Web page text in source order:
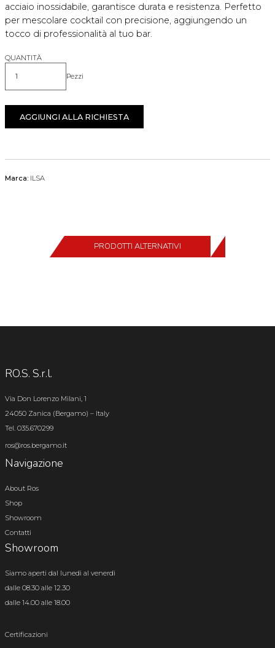
acciaio inossidabile, garantisce durata e resistenza. Perfetto
per mescolare cocktail con precisione, aggiungendo un
tocco di professionalità al tuo bar.
QUANTITÀ
Quantità Pezzi
AGGIUNGI ALLA RICHIESTA
Marca: ILSA
PRODOTTI ALTERNATIVI
RO.S. S.r.l.
Via Don Lorenzo Milani, 1
24050 Zanica (Bergamo) – Italy
Tel. 035.670299
ros@ros.bergamo.it
Navigazione
About Ros
Shop
Showroom
Contatti
Showroom
Siamo aperti dal lunedì al venerdì
dalle 08.30 alle 12.30
dalle 14.00 alle 18.00
Certificazioni